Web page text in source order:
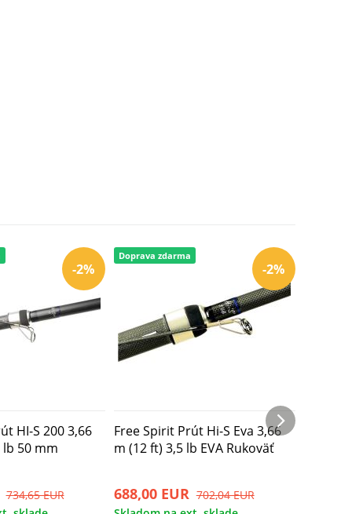
-2%
HI-S 200 3,66
lb 50 mm
734,65 EUR
-2%
Doprava zdarma
Free Spirit Prút Hi-S Eva 3,66
m (12 ft) 3,5 lb EVA Rukoväť
688,00 EUR 702,04 EUR